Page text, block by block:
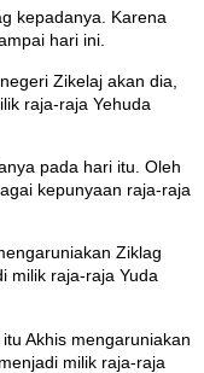
kepadanya. Karena
hari ini.
Zikelaj akan dia,
raja-raja Yehuda
pada hari itu. Oleh
kepunyaan raja-raja
Ziklag
milik raja-raja Yuda
Akhis mengaruniakan
milik raja-raja